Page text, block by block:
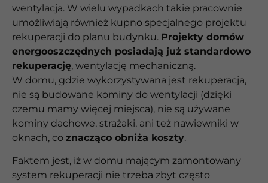
wentylacja. W wielu wypadkach takie pracownie
umożliwiają również kupno specjalnego projektu
rekuperacji do planu budynku. Projekty domów
energooszczędnych posiadają już standardowo
rekuperację, wentylację mechaniczną.
W domu, gdzie wykorzystywana jest rekuperacja,
nie są budowane kominy do wentylacji (dzięki
czemu mamy więcej miejsca), nie są używane
kominy dachowe, strażaki, ani też nawiewniki w
oknach, co znacząco obniża koszty.
Faktem jest, iż w domu mającym zamontowany
system rekuperacji nie trzeba zbyt często